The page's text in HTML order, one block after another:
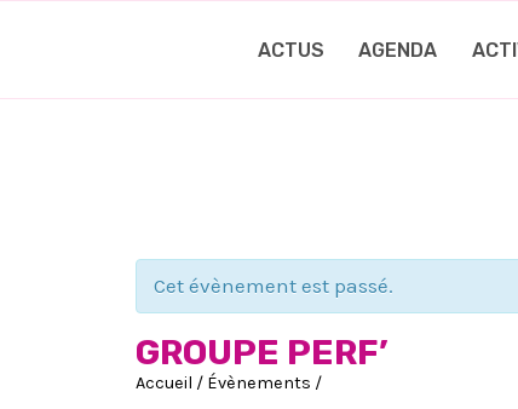
ACTUS AGENDA
Cet évènement est passé.
GROUPE PERF’
Accueil / Évènements /